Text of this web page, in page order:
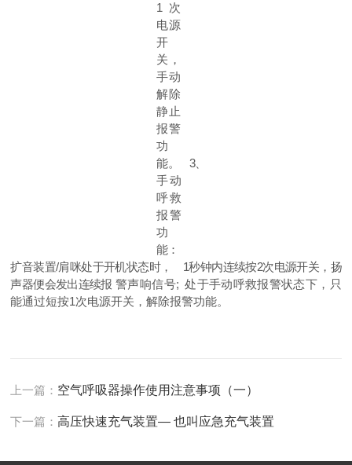
1
次
电源
开
关，
手动
解除
静止
报警
功
能。
3、
手动
呼救
报警
功
能：
扩音装置/肩咪处于开机状态时， 1秒钟内连续按2次电源开关，扬
声器便会发出连续报 警声响信号; 处于手动呼救报警状态下，只
能通过短按1次电源开关，解除报警功能。
上一篇： 空气呼吸器操作使用注意事项（一）
下一篇：高压快速充气装置— 也叫应急充气装置